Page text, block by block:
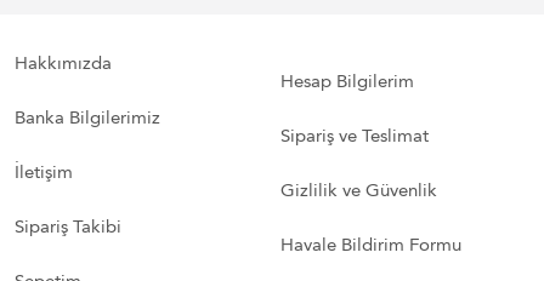
Hakkımızda
Banka Bilgilerimiz
İletişim
Sipariş Takibi
Hesap Bilgilerim
Sipariş ve Teslimat
Gizlilik ve Güvenlik
Havale Bildirim Formu